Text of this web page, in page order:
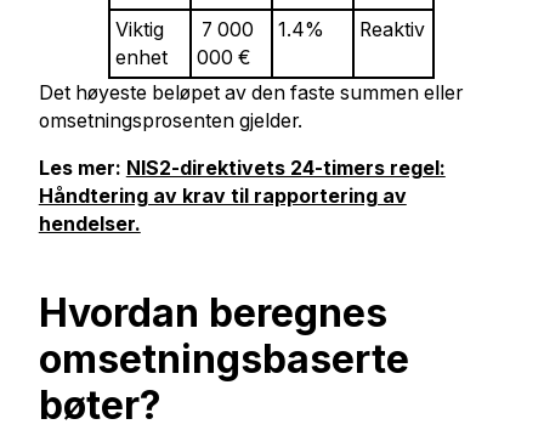
Viktig
enhet
7 000
000 €
1.4% Reaktiv
Det høyeste beløpet av den faste summen eller
omsetningsprosenten gjelder.
Les mer: NIS2-direktivets 24-timers regel:
Håndtering av krav til rapportering av
hendelser.
Hvordan beregnes
omsetningsbaserte
bøter?